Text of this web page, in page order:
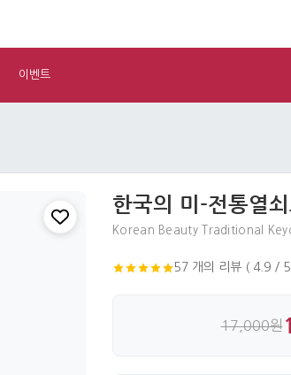
이벤트
한국의 미-전통열
Korean Beauty Traditional
57 개의 리뷰 ( 4.9 /
17,000원